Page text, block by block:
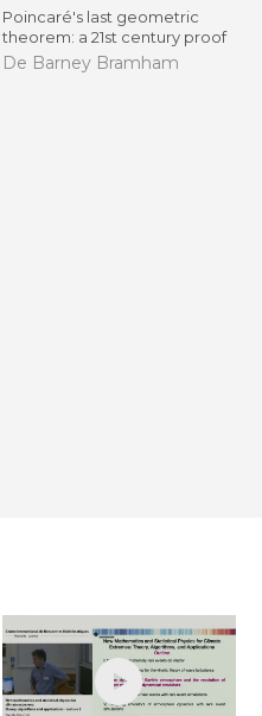
Poincaré's last geometric
theorem: a 21st century proof
De Barney Bramham